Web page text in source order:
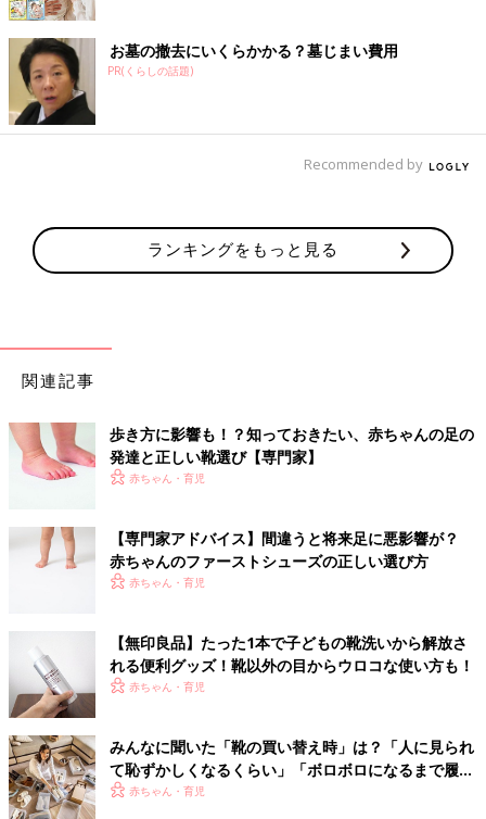
お墓の撤去にいくらかかる？墓じまい費用
PR(くらしの話題)
Recommended by
ランキングをもっと見る
関連記事
歩き方に影響も！？知っておきたい、赤ちゃんの足の
発達と正しい靴選び【専門家】
赤ちゃん・育児
【専門家アドバイス】間違うと将来足に悪影響が？
赤ちゃんのファーストシューズの正しい選び方
赤ちゃん・育児
【無印良品】たった1本で子どもの靴洗いから解放さ
れる便利グッズ！靴以外の目からウロコな使い方も！
赤ちゃん・育児
みんなに聞いた「靴の買い替え時」は？「人に見られ
て恥ずかしくなるくらい」「ボロボロになるまで履き
つぶす」もあり!? お気に入りの靴を長くもたせる時短
赤ちゃん・育児